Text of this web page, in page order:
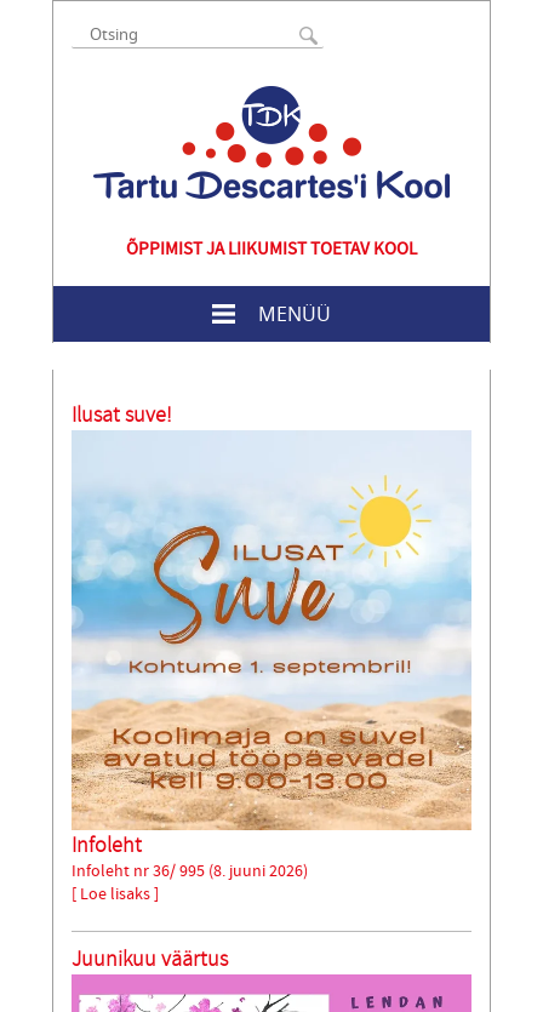
ÕPPIMIST JA LIIKUMIST TOETAV KOOL
MENÜÜ
Ilusat suve!
Infoleht
Infoleht nr 36/ 995 (8. juuni 2026)
[ Loe lisaks ]
Juunikuu väärtus